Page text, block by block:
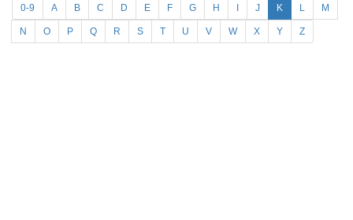
0-9 A B C D E F G H J K L M
N O P Q R S T U V W X Y Z